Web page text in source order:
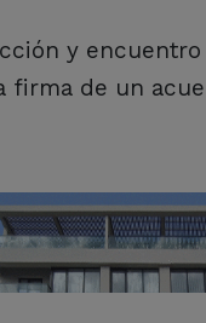
y
firma de un